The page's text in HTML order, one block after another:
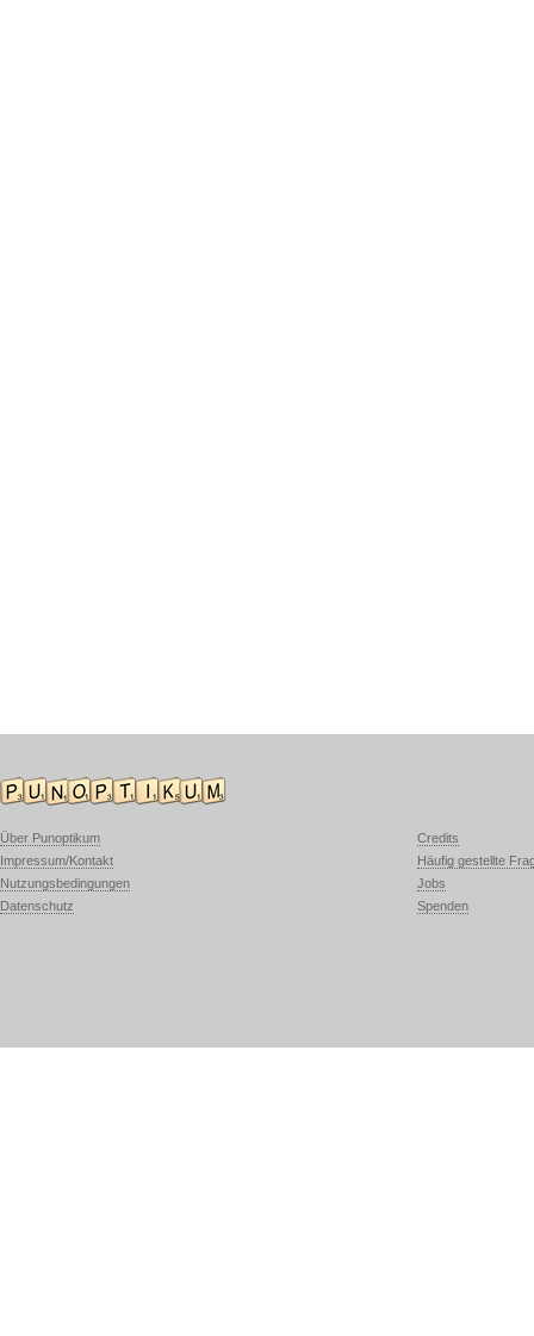
Über Punoptikum
Impressum/Kontakt
Nutzungsbedingungen
Datenschutz
Credits
Häufig gestellte
Jobs
Spenden